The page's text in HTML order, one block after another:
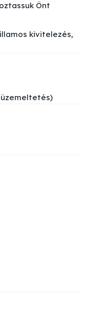
Önt
kivitelezés,